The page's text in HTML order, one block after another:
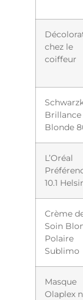
chez le
coiffeur
Brillance
Blonde
L’Oréal
10.1
Crème
Soin
Polaire
Sublimo
Masque
Olaplex